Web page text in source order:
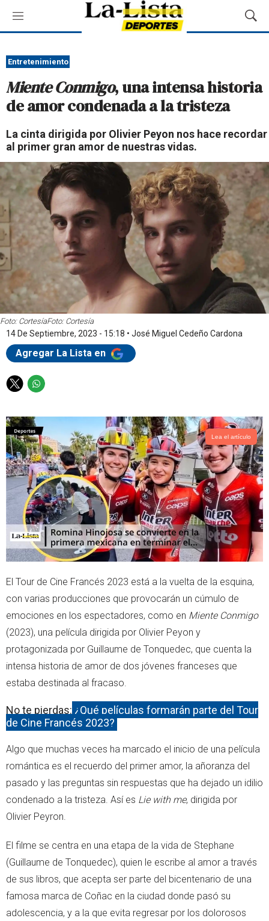
M
e
ú
M
o
a
r
s
u
e
d
Entretenimiento
Miente Conmigo, una intensa historia
de amor condenada a la tristeza
La cinta dirigida por Olivier Peyon nos hace recordar
al primer gran amor de nuestras vidas.
Foto: CortesíaFoto: Cortesía
14 De Septiembre, 2023 - 15:18 • José Miguel Cedeño Cardona
Agregar La Lista en
T
i
t
t
e
r
W
a
t
s
a
p
p
Lea el artículo
El Tour de Cine Francés 2023 está a la vuelta de la esquina,
con varias producciones que provocarán un cúmulo de
emociones en los espectadores, como en Miente Conmigo
(2023), una película dirigida por Olivier Peyon y
protagonizada por Guillaume de Tonquedec, que cuenta la
intensa historia de amor de dos jóvenes franceses que
estaba destinada al fracaso.
No te pierdas: ¿Qué películas formarán parte del Tour
de Cine Francés 2023?
Algo que muchas veces ha marcado el inicio de una película
romántica es el recuerdo del primer amor, la añoranza del
pasado y las preguntas sin respuestas que ha dejado un idilio
condenado a la tristeza. Así es Lie with me, dirigida por
Olivier Peyron.
El filme se centra en una etapa de la vida de Stephane
(Guillaume de Tonquedec), quien le escribe al amor a través
de sus libros, que acepta ser parte del bicentenario de una
famosa marca de Coñac en la ciudad donde pasó su
adolescencia, y a la que evita regresar por los dolorosos